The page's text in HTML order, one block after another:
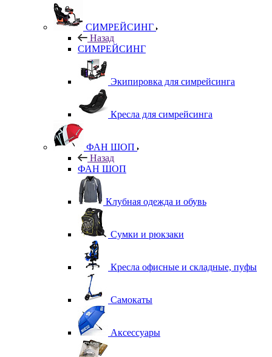
СИМРЕЙСИНГ
Назад
СИМРЕЙСИНГ
Экипировка для симрейсинга
Кресла для симрейсинга
ФАН ШОП
Назад
ФАН ШОП
Клубная одежда и обувь
Сумки и рюкзаки
Кресла офисные и складные, пуфы
Самокаты
Аксессуары